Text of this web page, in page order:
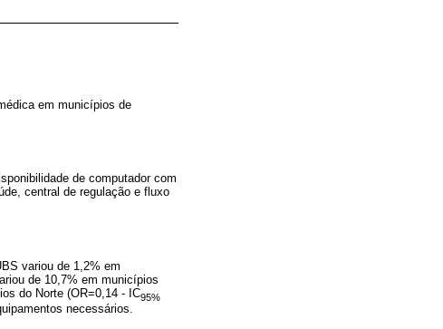
em municípios de
de computador com
central de regulação e fluxo
variou de 1,2% em
de 10,7% em municípios
do Norte (OR=0,14 - IC95%
necessários.